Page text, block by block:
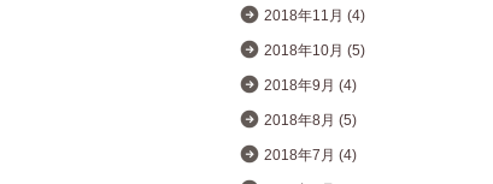
2018年11月 (4)
2018年10月 (5)
2018年9月 (4)
2018年8月 (5)
2018年7月 (4)